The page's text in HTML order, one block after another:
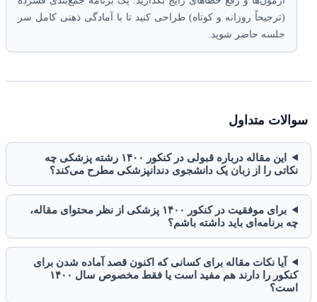
(ترجیحاً روزانه و کوتاه) طراحی کنید تا با آمادگی ذهنی کامل سر
جلسه حاضر شوید.
سوالات متداول
این مقاله درباره قبولی در کنکور ۱۴۰۰ رشته پزشکی چه
نکاتی را از زبان یک دانشجوی دندانپزشکی مطرح می‌کند؟
برای موفقیت در کنکور ۱۴۰۰ پزشکی از نظر محتوای مقاله،
چه برنامه‌ای باید داشته باشم؟
آیا نکات مقاله برای کسانی که اکنون قصد آماده شدن برای
کنکور را دارند هم مفید است یا فقط مخصوص سال ۱۴۰۰
است؟